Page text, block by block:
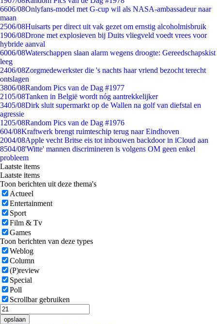
6606/08Onlyfans-model met G-cup wil als NASA-ambassadeur naar
maan
2506/08Huisarts per direct uit vak gezet om ernstig alcoholmisbruik
1906/08Drone met explosieven bij Duits vliegveld voedt vrees voor
hybride aanval
6006/08Waterschappen slaan alarm wegens droogte: Gereedschapskist
leeg
2406/08Zorgmedewerkster die 's nachts haar vriend bezocht terecht
ontslagen
3806/08Random Pics van de Dag #1977
2105/08Tanken in België wordt nóg aantrekkelijker
3405/08Dirk sluit supermarkt op de Wallen na golf van diefstal en
agressie
1205/08Random Pics van de Dag #1976
604/08Kraftwerk brengt ruimteschip terug naar Eindhoven
2004/08Apple vecht Britse eis tot inbouwen backdoor in iCloud aan
8504/08'Witte' mannen discrimineren is volgens OM geen enkel
probleem
Laatste items
Laatste items
Toon berichten uit deze thema's
Actueel
Entertainment
Sport
Film & Tv
Games
Toon berichten van deze types
Weblog
Column
(P)review
Special
Poll
Scrollbar gebruiken
opslaan